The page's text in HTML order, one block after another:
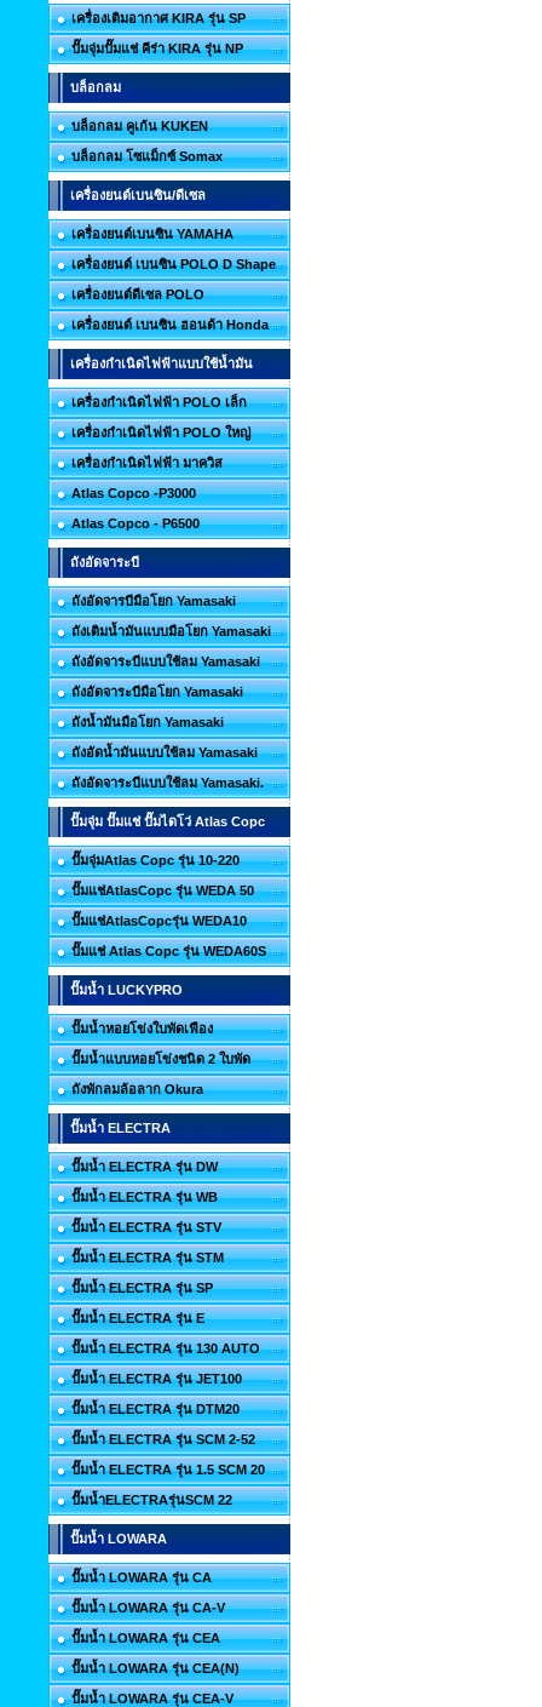
เครื่องเติมอากาศ KIRA รุ่น SP
ปั๊มจุ่มปั๊มแช่ คีร่า KIRA รุ่น NP
บล็อกลม
บล็อกลม คูเก้น KUKEN
บล็อกลม โซแม็กซ์ Somax
เครื่องยนต์เบนซิน/ดีเซล
เครื่องยนต์เบนซิน YAMAHA
เครื่องยนต์ เบนซิน POLO D Shape
เครื่องยนต์ดีเซล POLO
เครื่องยนต์ เบนซิน ฮอนด้า Honda
เครื่องกำเนิดไฟฟ้าแบบใช้น้ำมัน
เครื่องกำเนิดไฟฟ้า POLO เล็ก
เครื่องกำเนิดไฟฟ้า POLO ใหญ่
เครื่องกำเนิดไฟฟ้า มาควิส
Atlas Copco -P3000
Atlas Copco - P6500
ถังอัดจาระบี
ถังอัดจารบีมือโยก Yamasaki
ถังเติมน้ำมันแบบมือโยก Yamasaki
ถังอัดจาระบีแบบใช้ลม Yamasaki
ถังอัดจาระบีมือโยก Yamasaki
ถังน้ำมันมือโยก Yamasaki
ถังอัดน้ำมันแบบใช้ลม Yamasaki
ถังอัดจาระบีแบบใช้ลม Yamasaki.
ปั๊มจุ่ม ปั๊มแช่ ปั๊มไดโว่ Atlas Copc
ปั๊มจุ่มAtlas Copc รุ่น 10-220
ปั๊มแช่AtlasCopc รุ่น WEDA 50
ปั๊มแช่AtlasCopcรุ่น WEDA10
ปั๊มแช่ Atlas Copc รุ่น WEDA60S
ปั๊มน้ำ LUCKYPRO
ปั๊มน้ำหอยโข่งใบพัดเฟือง
ปั๊มน้ำแบบหอยโข่งชนิด 2 ใบพัด
ถังพักลมล้อลาก Okura
ปั๊มน้ำ ELECTRA
ปั๊มน้ำ ELECTRA รุ่น DW
ปั๊มน้ำ ELECTRA รุ่น WB
ปั๊มน้ำ ELECTRA รุ่น STV
ปั๊มน้ำ ELECTRA รุ่น STM
ปั๊มน้ำ ELECTRA รุ่น SP
ปั๊มน้ำ ELECTRA รุ่น E
ปั๊มน้ำ ELECTRA รุ่น 130 AUTO
ปั๊มน้ำ ELECTRA รุ่น JET100
ปั๊มน้ำ ELECTRA รุ่น DTM20
ปั๊มน้ำ ELECTRA รุ่น SCM 2-52
ปั๊มน้ำ ELECTRA รุ่น 1.5 SCM 20
ปั๊มน้ำELECTRAรุ่นSCM 22
ปั๊มน้ำ LOWARA
ปั๊มน้ำ LOWARA รุ่น CA
ปั๊มน้ำ LOWARA รุ่น CA-V
ปั๊มน้ำ LOWARA รุ่น CEA
ปั๊มน้ำ LOWARA รุ่น CEA(N)
ปั๊มน้ำ LOWARA รุ่น CEA-V